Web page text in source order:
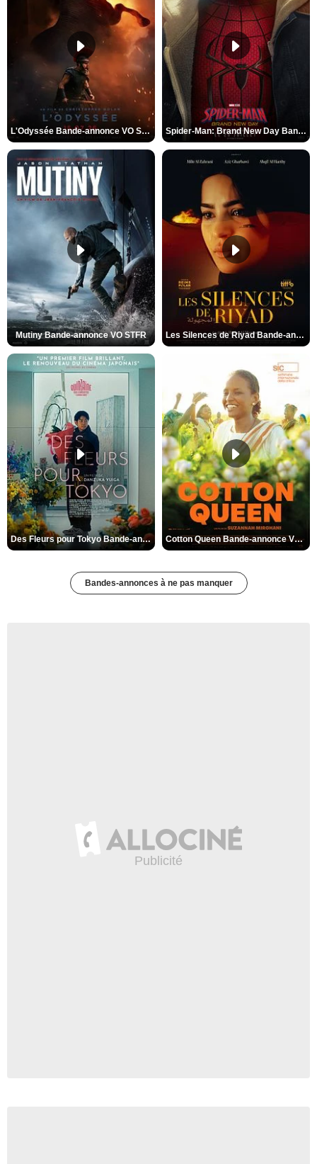
L'Odyssée Bande-annonce VO STFR Spider-Man: Brand New Day Bande-annonce VO STFR
Mutiny Bande-annonce VO STFR Les Silences de Riyad Bande-annonce VO STFR
Des Fleurs pour Tokyo Bande-annonce VO STFR Cotton Queen Bande-annonce VO STFR
Bandes-annonces à ne pas manquer